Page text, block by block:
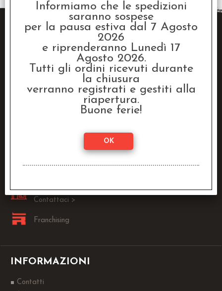
Raven Distribution SRL
Via Fanin, 30
40026 Imola (BO)
info@dragonstore.it
Sei un Negoziante?
Contattaci >
Franchising
INFORMAZIONI
Contatti
Informiamo che le spedizioni
saranno sospese
per la pausa estiva dal 7 Agosto
2026
e riprenderanno Lunedì 17
Agosto 2026.
Tutti gli ordini ricevuti durante
la chiusura
verranno registrati e gestiti alla
riapertura.
Buone ferie!